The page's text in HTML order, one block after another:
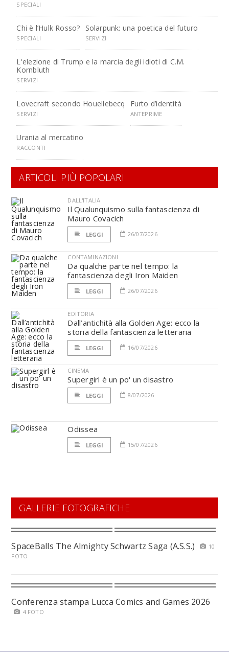
SPECIALI
Chi è l’Hulk Rosso?
SPECIALI
Solarpunk: una poetica del futuro
SERVIZI
L'elezione di Trump e la marcia degli idioti di C.M.
Kornbluth
SERVIZI
Lovecraft secondo Houellebecq
SERVIZI
Furto d’identità
ANTEPRIME
Urania al mercatino
RACCONTI
ARTICOLI PIÙ POPOLARI
DALL'ITALIA
Il Qualunquismo sulla fantascienza di
Mauro Covacich
LEGGI 26/07/2026
CONTAMINAZIONI
Da qualche parte nel tempo: la
fantascienza degli Iron Maiden
LEGGI 26/07/2026
EDITORIA
Dall’antichità alla Golden Age: ecco la
storia della fantascienza letteraria
LEGGI 16/07/2026
CINEMA
Supergirl è un po' un disastro
LEGGI 8/07/2026
Odissea
LEGGI 15/07/2026
GALLERIE FOTOGRAFICHE
SpaceBalls The Almighty Schwartz Saga (A.S.S.)
10
FOTO
Conferenza stampa Lucca Comics and Games 2026
4 FOTO